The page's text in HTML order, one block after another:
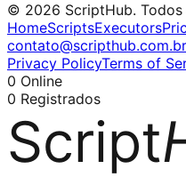
© 2026 ScriptHub.
HomeScriptsExecutors
contato@scripthub.com.br
Privacy PolicyTerms of
0 Online
0 Registrados
Script